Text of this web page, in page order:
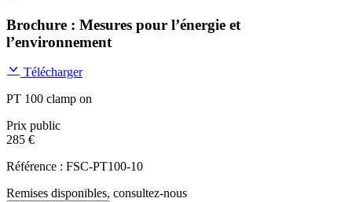
Brochure : Mesures pour l’énergie et
l’environnement
Télécharger
PT 100 clamp on
Prix public
285 €
Référence : FSC-PT100-10
Remises disponibles, consultez-nous